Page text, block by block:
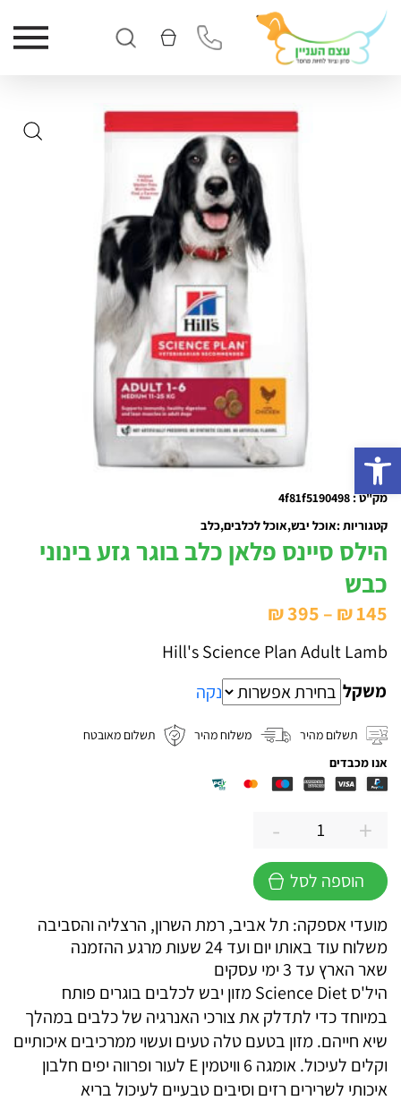
מק"ט : 4f81f5190498
קטגוריות :אוכל יבש אוכל לכלבים כלב
הילס סיינס פלאן כלב בוגר גזע בינוני
כבש
₪145
–
₪395
מחירים:
עד
Hill's Science Plan Adult Lamb
משקל
נקה
תשלום מהיר משלוח מהיר
תשלום מאובטח
אנו מכבדים
+כמות
של
הילס
פלאן
כלב
בוגר
גזע
בינוני
כבש
-
הוספה לסל
מועדי אספקה: תל אביב, רמת השרון, הרצליה והסביבה
משלוח עוד באותו יום ועד 24 שעות מרגע ההזמנה
שאר הארץ עד 3 ימי עסקים
היל'ס Science Diet מזון יבש לכלבים בוגרים פותח
במיוחד כדי לתדלק את צורכי האנרגיה של כלבים במהלך
שיא חייהם. מזון בטעם טלה טעים ועשוי ממרכיבים איכותיים
וקלים לעיכול. אומגה 6 וויטמין E לעור ופרווה יפים חלבון
איכותי לשרירים רזים וסיבים טבעיים לעיכול בריא
פתח סרגל נגישות